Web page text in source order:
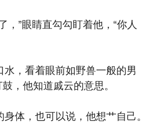
”眼睛直勾勾盯着他，“你人
，看着眼前如野兽一般的男
，他知道戚云的意思。
体，也可以说，他想艹自己。